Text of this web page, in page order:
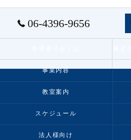
06-4396-9656
事業内容
教室案内
スケジュール
法人様向け